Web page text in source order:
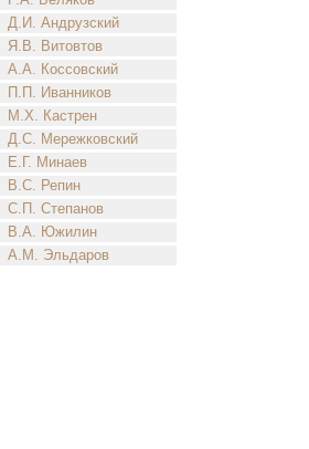
Д.И. Андрузский
Я.В. Витовтов
А.А. Коссовский
П.П. Иванников
М.Х. Кастрен
Д.С. Мережковский
Е.Г. Минаев
В.С. Репин
С.П. Степанов
В.А. Южилин
А.М. Эльдаров